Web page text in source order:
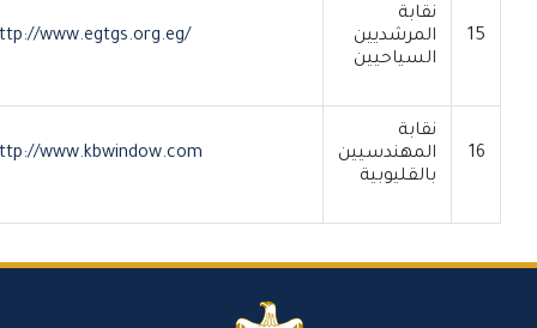
نقابة
المرشديين
السياحيين
http://www.egtgs.org.eg/
نقابة
المهندسيين
بالقليوبية
http://www.kbwindow.com